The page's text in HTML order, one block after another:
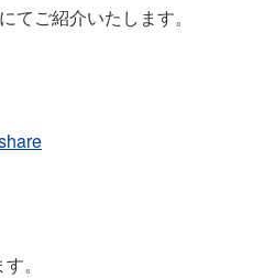
てご紹介いたします。
。